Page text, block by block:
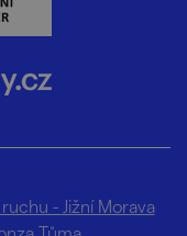
- Jižní Morava